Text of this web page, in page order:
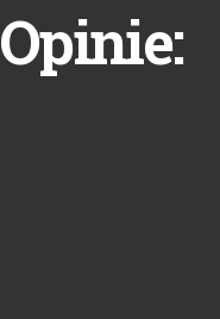
Opinie: